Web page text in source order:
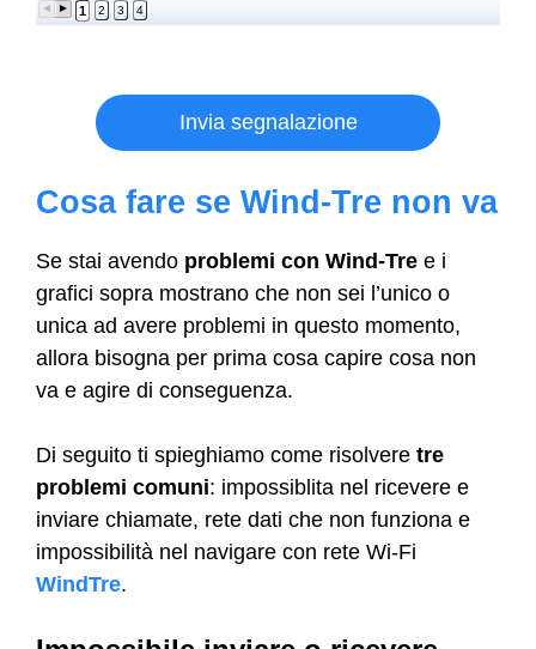
1 2 3 4
Invia segnalazione
Cosa fare se Wind-Tre non va
Se stai avendo problemi con Wind-Tre e i
grafici sopra mostrano che non sei l’unico o
unica ad avere problemi in questo momento,
allora bisogna per prima cosa capire cosa non
va e agire di conseguenza.
Di seguito ti spieghiamo come risolvere tre
problemi comuni: impossiblita nel ricevere e
inviare chiamate, rete dati che non funziona e
impossibilità nel navigare con rete Wi-Fi
WindTre.